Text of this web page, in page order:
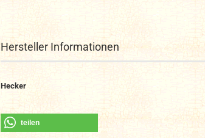
Hersteller Informationen
Hecker
teilen